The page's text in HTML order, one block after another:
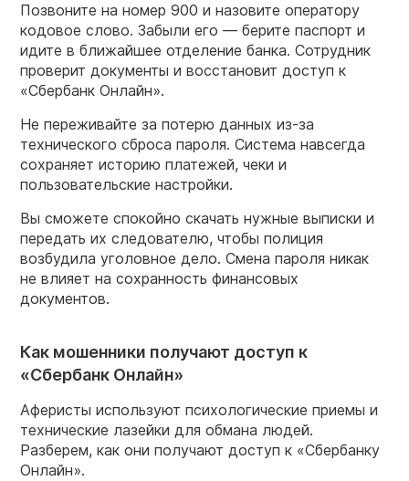
Позвоните на номер 900 и назовите оператору
кодовое слово. Забыли его — берите паспорт и
идите в ближайшее отделение банка. Сотрудник
проверит документы и восстановит доступ к
«Сбербанк Онлайн».
Не переживайте за потерю данных из-за
технического сброса пароля. Система навсегда
сохраняет историю платежей, чеки и
пользовательские настройки.
Вы сможете спокойно скачать нужные выписки и
передать их следователю, чтобы полиция
возбудила уголовное дело. Смена пароля никак
не влияет на сохранность финансовых
документов.
Как мошенники получают доступ к
«Сбербанк Онлайн»
Аферисты используют психологические приемы и
технические лазейки для обмана людей.
Разберем, как они получают доступ к «Сбербанку
Онлайн».